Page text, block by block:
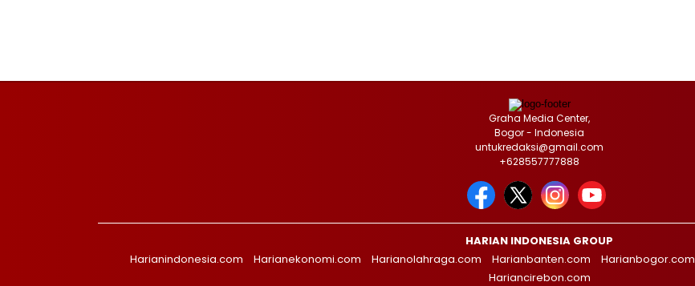
Graha Media Center,
Bogor - Indonesia
untukredaksi@gmail.com
+628557777888
HARIAN INDONESIA GROUP
Harianindonesia.com
Harianekonomi.com Harianolahraga.com Harianbanten.com Harianbogor.com
Hariancirebon.com